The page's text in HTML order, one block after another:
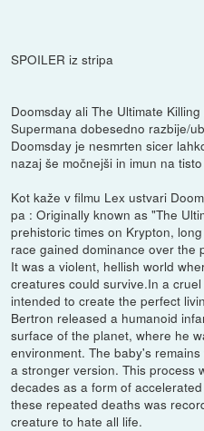
SPOILER iz stripa
Doomsday ali The Ultimate
Supermana dobesedno razbije/
Doomsday je nesmrten sicer
nazaj še močnejši in imun na
Kot kaže v filmu Lex ustvari
pa : Originally known as "The
prehistoric times on Krypton,
race gained dominance over the
It was a violent, hellish world
creatures could survive.In a
intended to create the perfect
Bertron released a humanoid
surface of the planet, where he
environment. The baby's
a stronger version. This process
decades as a form of
these repeated deaths was
creature to hate all life.